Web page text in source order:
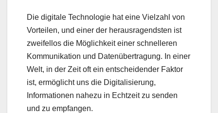
Die digitale Technologie hat eine Vielzahl von
Vorteilen, und einer der herausragendsten ist
zweifellos die Möglichkeit einer schnelleren
Kommunikation und Datenübertragung. In einer
Welt, in der Zeit oft ein entscheidender Faktor
ist, ermöglicht uns die Digitalisierung,
Informationen nahezu in Echtzeit zu senden
und zu empfangen.